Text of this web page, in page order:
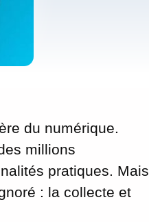
du numérique.
millions
pratiques. Mais
: la collecte et